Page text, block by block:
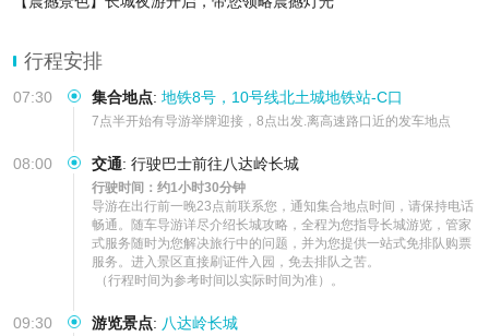
行程安排
07:30 集合地点: 地铁8号，10号线北土城地铁站-C口
7点半开始有导游举牌迎接，8点出发.离高速路口近的发车地点
08:00 交通: 行驶巴士前往八达岭长城
行驶时间：约1小时30分钟
导游在出行前一晚23点前联系您，通知集合地点时间，请保持电话
畅通。随车导游详尽介绍长城攻略，全程为您指导长城游览，管家
式服务随时为您解决旅行中的问题，并为您提供一站式免排队购票
服务。进入景区直接刷证件入园，免去排队之苦。
（行程时间为参考时间以实际时间为准）。
09:30 游览景点: 八达岭长城